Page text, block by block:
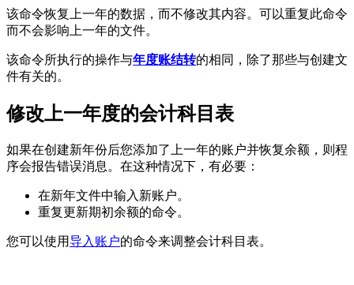
该命令恢复上一年的数据，而不修改其内容。可以重复此命令
而不会影响上一年的文件。
该命令所执行的操作与年度账结转的相同，除了那些与创建文
件有关的。
修改上一年度的会计科目表
如果在创建新年份后您添加了上一年的账户并恢复余额，则程
序会报告错误消息。在这种情况下，有必要：
在新年文件中输入新账户。
重复更新期初余额的命令。
您可以使用导入账户的命令来调整会计科目表。